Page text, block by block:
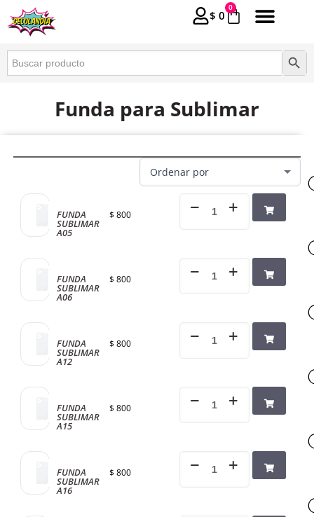
$ 0
0
Buscar: Botón
Funda para Sublimar
FUNDA
SUBLIMAR
A05
$ 800
FUNDA
SUBLIMAR
A06
$ 800
FUNDA
SUBLIMAR
A12
$ 800
FUNDA
SUBLIMAR
A15
$ 800
FUNDA
SUBLIMAR
A16
$ 800